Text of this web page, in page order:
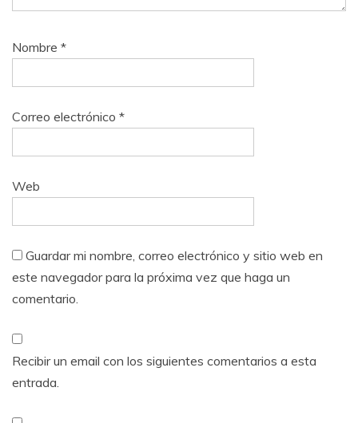
Nombre *
Correo electrónico *
Web
Guardar mi nombre, correo electrónico y sitio web en
este navegador para la próxima vez que haga un
comentario.
Recibir un email con los siguientes comentarios a esta
entrada.